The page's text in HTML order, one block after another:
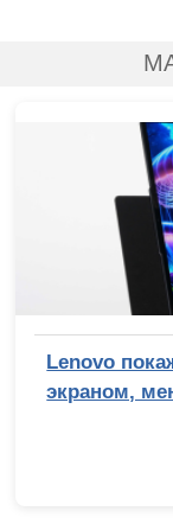
Lenovo
экраном,